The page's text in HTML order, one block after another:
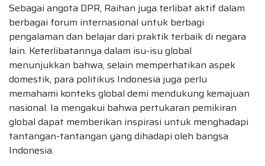
Sebagai angota DPR, Raihan juga terlibat aktif dalam
berbagai forum internasional untuk berbagi
pengalaman dan belajar dari praktik terbaik di negara
lain. Keterlibatannya dalam isu-isu global
menunjukkan bahwa, selain memperhatikan aspek
domestik, para politikus Indonesia juga perlu
memahami konteks global demi mendukung kemajuan
nasional. Ia mengakui bahwa pertukaran pemikiran
global dapat memberikan inspirasi untuk menghadapi
tantangan-tantangan yang dihadapi oleh bangsa
Indonesia.